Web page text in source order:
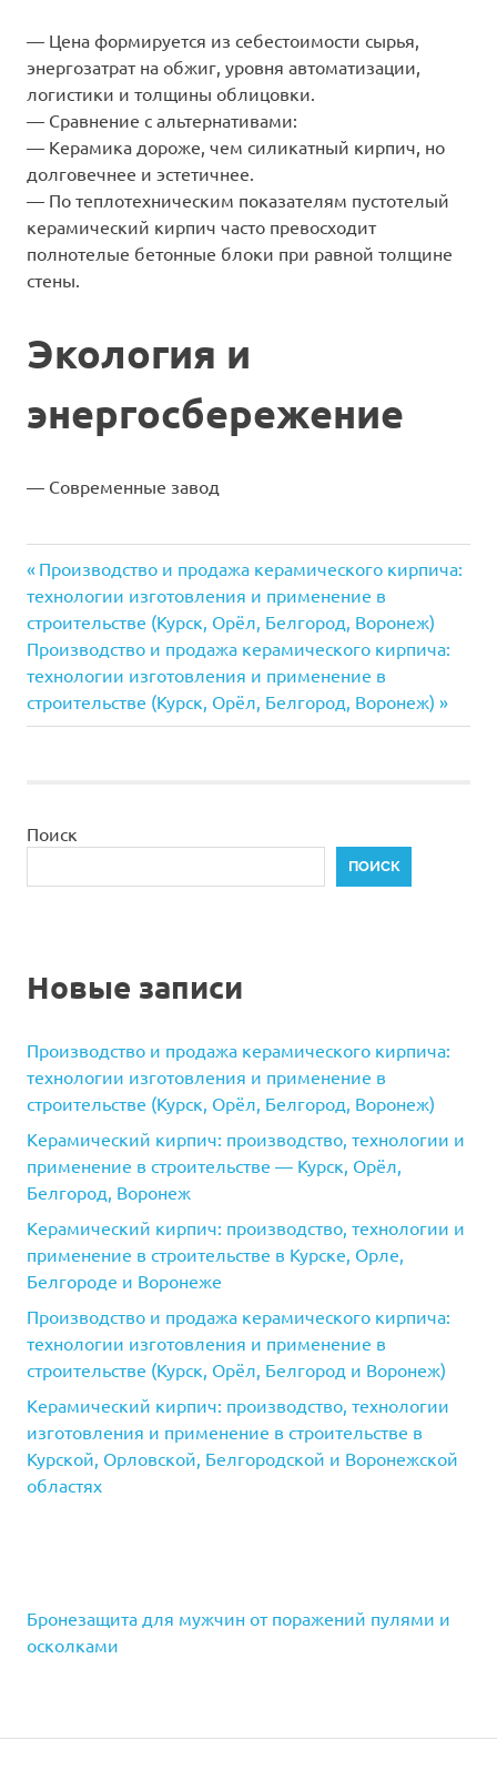
— Цена формируется из себестоимости сырья,
энергозатрат на обжиг, уровня автоматизации,
логистики и толщины облицовки.
— Сравнение с альтернативами:
— Керамика дороже, чем силикатный кирпич, но
долговечнее и эстетичнее.
— По теплотехническим показателям пустотелый
керамический кирпич часто превосходит
полнотелые бетонные блоки при равной толщине
стены.
Экология и
энергосбережение
— Современные завод
Навигация
по
записям
Предыдущая
запись:
Производство и продажа керамического кирпича:
технологии изготовления и применение в
строительстве (Курск, Орёл, Белгород, Воронеж)
Следующая
запись:
Производство и продажа керамического кирпича:
технологии изготовления и применение в
строительстве (Курск, Орёл, Белгород, Воронеж)
Поиск
ПОИСК
Новые записи
Производство и продажа керамического кирпича:
технологии изготовления и применение в
строительстве (Курск, Орёл, Белгород, Воронеж)
Керамический кирпич: производство, технологии и
применение в строительстве — Курск, Орёл,
Белгород, Воронеж
Керамический кирпич: производство, технологии и
применение в строительстве в Курске, Орле,
Белгороде и Воронеже
Производство и продажа керамического кирпича:
технологии изготовления и применение в
строительстве (Курск, Орёл, Белгород и Воронеж)
Керамический кирпич: производство, технологии
изготовления и применение в строительстве в
Курской, Орловской, Белгородской и Воронежской
областях
Бронезащита для мужчин от поражений пулями и
осколками